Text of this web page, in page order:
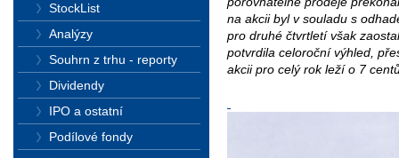
na akcii byl v souladu s
pro druhé čtvrtletí však
potvrdila celoroční výhled,
akcii pro celý rok leží o 7
StockList
Analýzy
Souhrn z trhu - reporty
Dividendy
IPO a ostatní
Podílové fondy